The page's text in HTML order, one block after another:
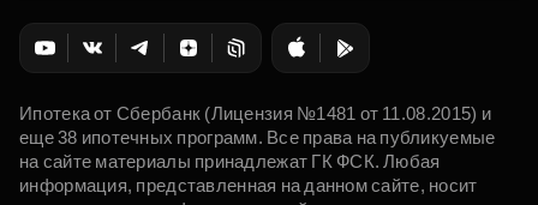
Ипотека от Сбербанк (Лицензия №1481 от 11.08.2015) и
еще 38 ипотечных программ. Все права на публикуемые
на сайте материалы принадлежат ГК ФСК. Любая
информация, представленная на данном сайте, носит